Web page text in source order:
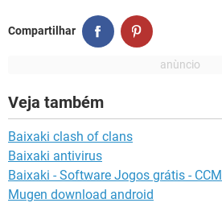
Compartilhar
Veja também
Baixaki clash of clans
Baixaki antivirus
Baixaki - Software Jogos grátis - CCM
Mugen download android